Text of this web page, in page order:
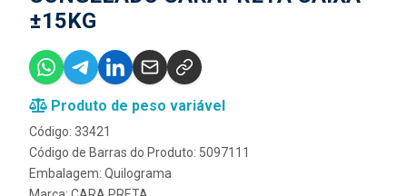
±15KG
Produto de peso variável
Código: 33421
Código de Barras do Produto: 5097111
Embalagem: Quilograma